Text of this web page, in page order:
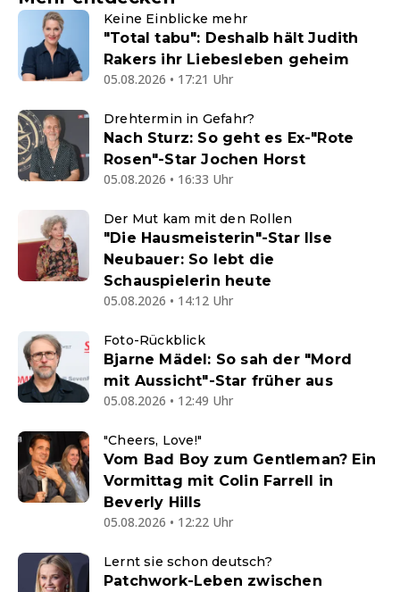
Keine Einblicke mehr
"Total tabu": Deshalb hält Judith
Rakers ihr Liebesleben geheim
05.08.2026 • 17:21 Uhr
Drehtermin in Gefahr?
Nach Sturz: So geht es Ex-"Rote
Rosen"-Star Jochen Horst
05.08.2026 • 16:33 Uhr
Der Mut kam mit den Rollen
"Die Hausmeisterin"-Star Ilse
Neubauer: So lebt die
Schauspielerin heute
05.08.2026 • 14:12 Uhr
Foto-Rückblick
Bjarne Mädel: So sah der "Mord
mit Aussicht"-Star früher aus
05.08.2026 • 12:49 Uhr
"Cheers, Love!"
Vom Bad Boy zum Gentleman? Ein
Vormittag mit Colin Farrell in
Beverly Hills
05.08.2026 • 12:22 Uhr
Lernt sie schon deutsch?
Patchwork-Leben zwischen